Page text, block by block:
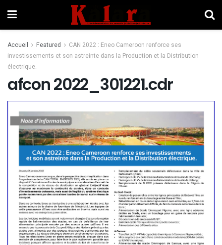
Accueil Featured
CAN 2022 : Eneo Cameroon renforce ses
investissements et son astreinte dans la Production et la Distribution
électrique.
afcon 2022_301221.cdr